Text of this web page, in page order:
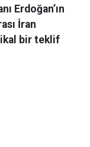
Erdoğan’ın
İran
bir teklif